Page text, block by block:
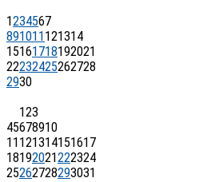
1234567
891011 121314
15161718192021
22232425262728
2930
123
45678910
11 121314151617
18192021222324
25262728293031